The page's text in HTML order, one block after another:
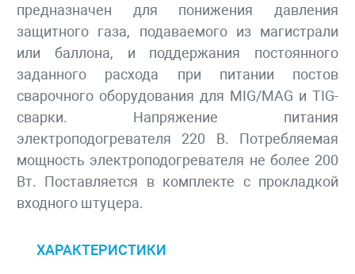
предназначен для понижения давления
защитного газа, подаваемого из магистрали
или баллона, и поддержания постоянного
заданного расхода при питании постов
сварочного оборудования для MIG/MAG и TIG-
сварки. Напряжение питания
электроподогревателя 220 В. Потребляемая
мощность электроподогревателя не более 200
Вт. Поставляется в комплекте с прокладкой
входного штуцера.
ХАРАКТЕРИСТИКИ